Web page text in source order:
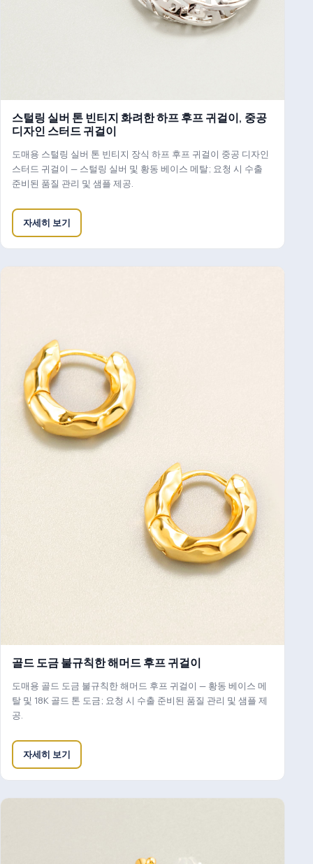
스털링 실버 톤 빈티지 화려한 하프 후프 귀걸이, 중공
디자인 스터드 귀걸이
도매용 스털링 실버 톤 빈티지 장식 하프 후프 귀걸이 중공 디자인
스터드 귀걸이 — 스털링 실버 및 황동 베이스 메탈; 요청 시 수출
준비된 품질 관리 및 샘플 제공.
자세히 보기
골드 도금 불규칙한 해머드 후프 귀걸이
도매용 골드 도금 불규칙한 해머드 후프 귀걸이 — 황동 베이스 메
탈 및 18K 골드 톤 도금; 요청 시 수출 준비된 품질 관리 및 샘플 제
공.
자세히 보기